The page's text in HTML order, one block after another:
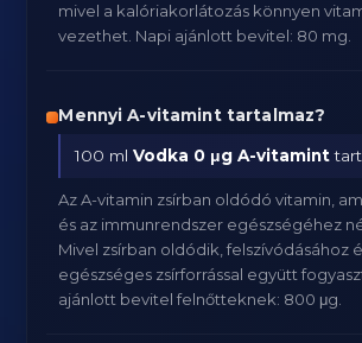
mivel a kalóriakorlátozás könnyen
vezethet. Napi ajánlott bevitel: 80 mg.
Mennyi A-vitamint tartalmaz?
100 mlVodka 0 μg A-vitamint
Az A-vitamin zsírban oldódó vitamin,
és az immunrendszer egészségéhez
Mivel zsírban oldódik, felszívódásához
egészséges zsírforrással együtt
ajánlott bevitel felnőtteknek: 800 μg.